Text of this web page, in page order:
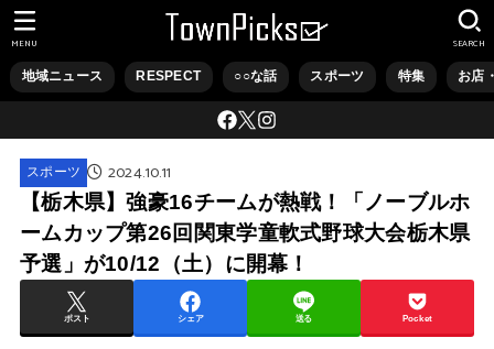
地域ニュース RESPECT ○○な話 スポーツ 特集 お店
SEARCH
MENU
スポーツ 2024.10.11
【栃木県】強豪16チームが熱戦！「ノーブルホ
ームカップ第26回関東学童軟式野球大会栃木県
予選」が10/12（土）に開幕！
ポスト シェア 送る Pocket